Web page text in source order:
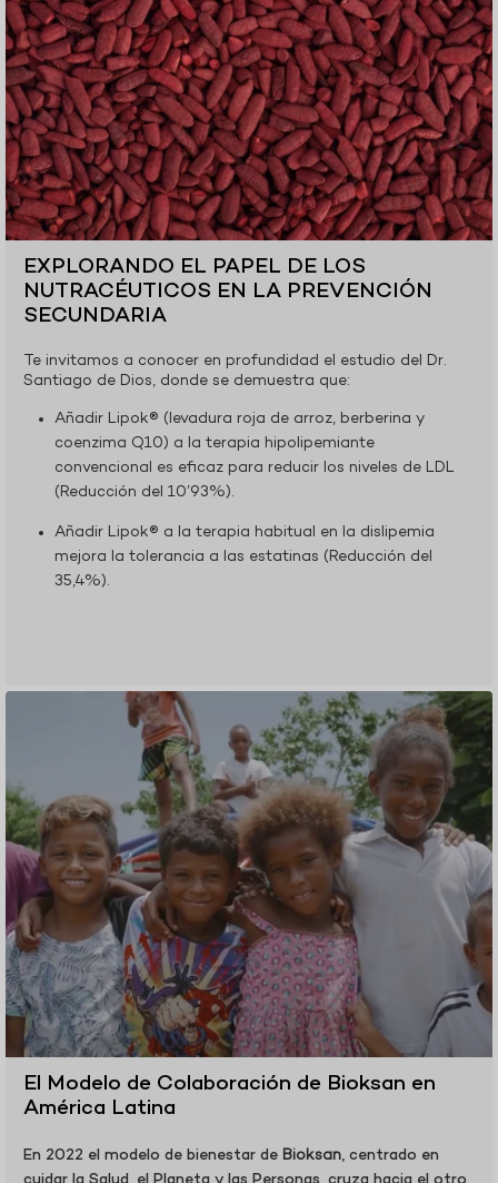
EXPLORANDO EL PAPEL DE LOS
NUTRACÉUTICOS EN LA PREVENCIÓN
SECUNDARIA
Te invitamos a conocer en profundidad el estudio del Dr.
Santiago de Dios, donde se demuestra que:
Añadir Lipok® (levadura roja de arroz, berberina y
coenzima Q10) a la terapia hipolipemiante
convencional es eficaz para reducir los niveles de LDL
(Reducción del 10’93%).
Añadir Lipok® a la terapia habitual en la dislipemia
mejora la tolerancia a las estatinas (Reducción del
35,4%).
El Modelo de Colaboración de Bioksan en
América Latina
En 2022 el modelo de bienestar de Bioksan, centrado en